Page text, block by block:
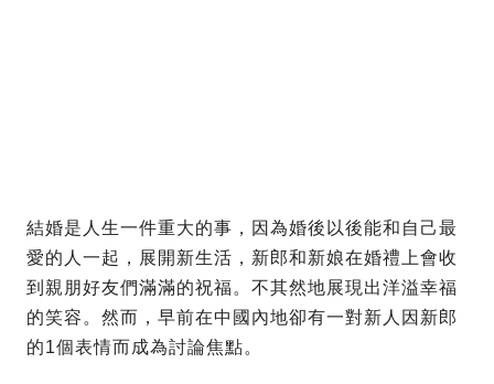
結婚是人生一件重大的事，因為婚後以後能和自己最
愛的人一起，展開新生活，新郎和新娘在婚禮上會收
到親朋好友們滿滿的祝福。不其然地展現出洋溢幸福
的笑容。然而，早前在中國內地卻有一對新人因新郎
的1個表情而成為討論焦點。